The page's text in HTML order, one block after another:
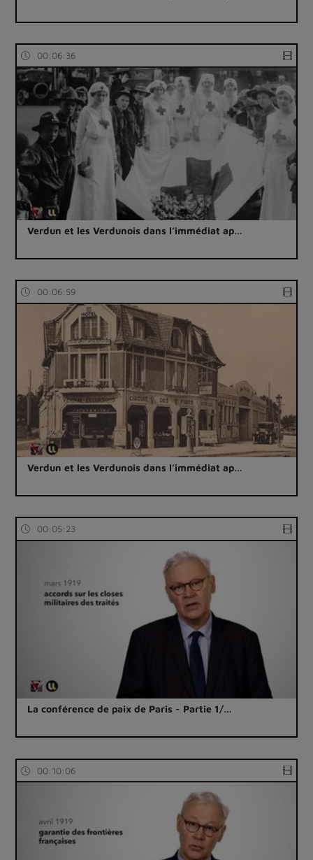
00:06:36
Verdun et les Verdunois dans l’immédiat ap…
00:06:59
Verdun et les Verdunois dans l’immédiat ap…
00:05:23
La conférence de paix de Paris - Partie 1/…
00:10:06